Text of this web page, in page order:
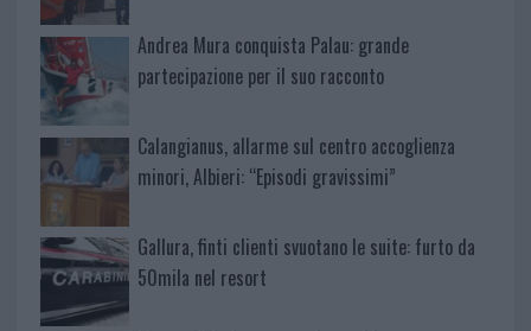
Andrea Mura conquista Palau: grande
partecipazione per il suo racconto
Calangianus, allarme sul centro accoglienza
minori, Albieri: “Episodi gravissimi”
Gallura, finti clienti svuotano le suite: furto da
50mila nel resort